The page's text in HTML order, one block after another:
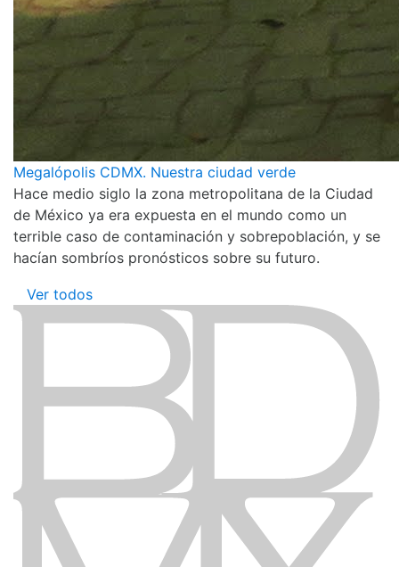
Megalópolis CDMX. Nuestra ciudad verde
Hace medio siglo la zona metropolitana de la Ciudad
de México ya era expuesta en el mundo como un
terrible caso de contaminación y sobrepoblación, y se
hacían sombríos pronósticos sobre su futuro.
Ver todos